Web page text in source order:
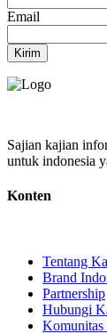
Email
Kirim
Sajian kajian
untuk indonesia
Konten
Tentang
Brand
Partnership
Hubungi
Komunitas